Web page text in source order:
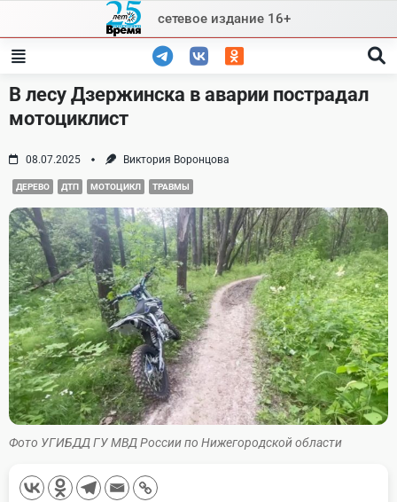
content
сетевое издание 16+
В лесу Дзержинска в аварии пострадал
мотоциклист
08.07.2025 Виктория Воронцова
ДЕРЕВО ДТП МОТОЦИКЛ ТРАВМЫ
Фото УГИБДД ГУ МВД России по Нижегородской области